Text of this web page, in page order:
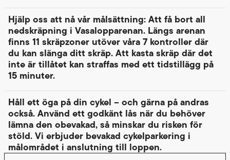
Hjälp oss att nå vår målsättning: Att få bort all
nedskräpning i Vasalopparenan. Längs arenan
finns 11 skräpzoner utöver våra 7 kontroller där
du kan slänga ditt skräp. Att kasta skräp där det
inte är tillåtet kan straffas med ett tidstillägg på
15 minuter.
Håll ett öga på din cykel – och gärna på andras
också. Använd ett godkänt lås när du behöver
lämna den obevakad, så minskar du risken för
stöld. Vi erbjuder bevakad cykelparkering i
målområdet i anslutning till loppen.